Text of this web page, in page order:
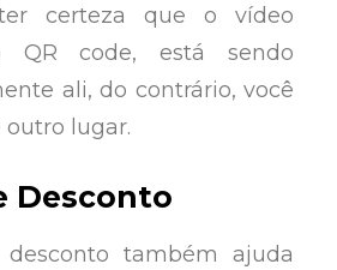
certeza que o vídeo
QR code, está sendo
ali, do contrário, você
lugar.
Desconto
também ajuda